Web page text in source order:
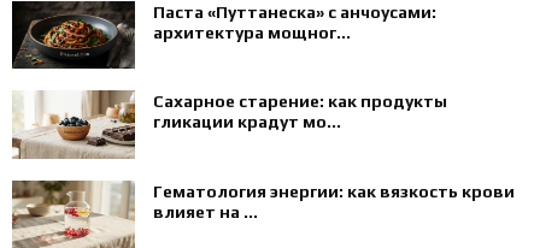
Паста «Путтанеска» с анчоусами:
архитектура мощног...
Сахарное старение: как продукты
гликации крадут мо...
Гематология энергии: как вязкость крови
влияет на ...